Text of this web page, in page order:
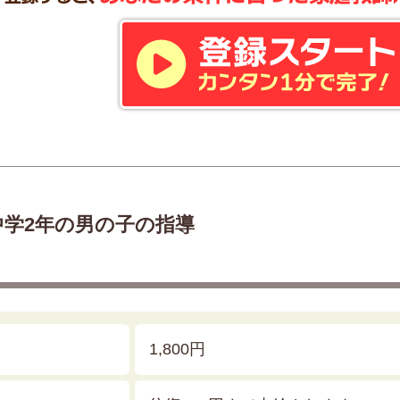
学2年の男の子の指導
1,800円